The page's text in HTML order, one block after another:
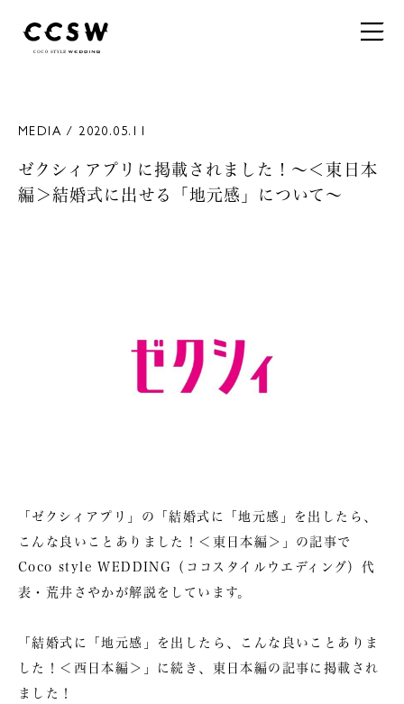
MEDIA / 2020.05.11
ゼクシィアプリに掲載されました！～＜東日本
編＞結婚式に出せる「地元感」について～
「ゼクシィアプリ」の「結婚式に「地元感」を出したら、
こんな良いことありました！＜東日本編＞」の記事で
Coco style WEDDING（ココスタイルウエディング）代
表・荒井さやかが解説をしています。
「結婚式に「地元感」を出したら、こんな良いことありま
した！＜西日本編＞」に続き、東日本編の記事に掲載され
ました！